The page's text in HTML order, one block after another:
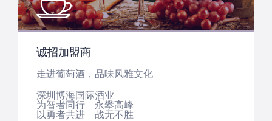
诚招加盟商
走进葡萄酒，品味风雅文化
深圳博海国际酒业
为智者同行 永攀高峰
以勇者共进 战无不胜